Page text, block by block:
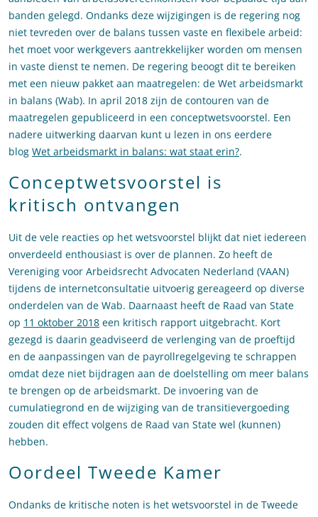
banden gelegd. Ondanks deze wijzigingen is de regering nog
niet tevreden over de balans tussen vaste en flexibele arbeid:
het moet voor werkgevers aantrekkelijker worden om mensen
in vaste dienst te nemen. De regering beoogt dit te bereiken
met een nieuw pakket aan maatregelen: de Wet arbeidsmarkt
in balans (Wab). In april 2018 zijn de contouren van de
maatregelen gepubliceerd in een conceptwetsvoorstel. Een
nadere uitwerking daarvan kunt u lezen in ons eerdere
blog Wet arbeidsmarkt in balans: wat staat erin?.
Conceptwetsvoorstel is
kritisch ontvangen
Uit de vele reacties op het wetsvoorstel blijkt dat niet iedereen
onverdeeld enthousiast is over de plannen. Zo heeft de
Vereniging voor Arbeidsrecht Advocaten Nederland (VAAN)
tijdens de internetconsultatie uitvoerig gereageerd op diverse
onderdelen van de Wab. Daarnaast heeft de Raad van State
op 11 oktober 2018 een kritisch rapport uitgebracht. Kort
gezegd is daarin geadviseerd de verlenging van de proeftijd
en de aanpassingen van de payrollregelgeving te schrappen
omdat deze niet bijdragen aan de doelstelling om meer balans
te brengen op de arbeidsmarkt. De invoering van de
cumulatiegrond en de wijziging van de transitievergoeding
zouden dit effect volgens de Raad van State wel (kunnen)
hebben.
Oordeel Tweede Kamer
Ondanks de kritische noten is het wetsvoorstel in de Tweede